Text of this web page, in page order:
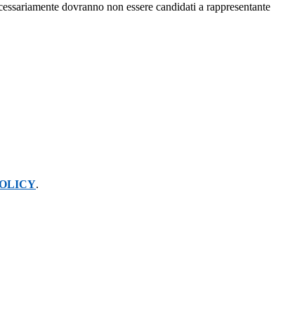
dovranno non essere candidati a rappresentante
.